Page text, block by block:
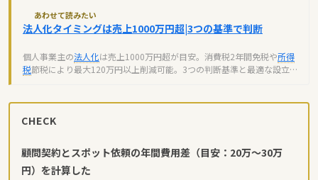
あわせて読みたい
法人化タイミングは売上1000万円超|3つの基準で判断
個人事業主の法人化は売上1000万円超が目安。消費税2年間免税や所得
税節税により最大120万円以上削減可能。3つの判断基準と最適な設立
CHECK
顧問契約とスポット依頼の年間費用差（目安：20万〜30万
円）を計算した